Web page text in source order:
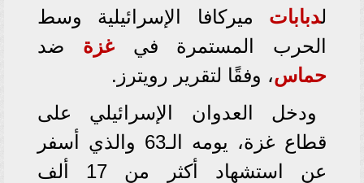
لدبابات ميركافا الإسرائيلية وسط
الحرب المستمرة فيغزة ضد
حماس، وفقًا لتقرير رويترز.
ودخل العدوان الإسرائيلي على
قطاع غزة، يومه الـ63 والذي أسفر
عن استشهاد أكثر من 17 ألف